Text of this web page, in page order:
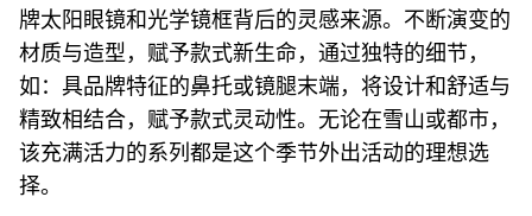
牌太阳眼镜和光学镜框背后的灵感来源。不断演变的
材质与造型，赋予款式新生命，通过独特的细节，
如：具品牌特征的鼻托或镜腿末端，将设计和舒适与
精致相结合，赋予款式灵动性。无论在雪山或都市，
该充满活力的系列都是这个季节外出活动的理想选
择。